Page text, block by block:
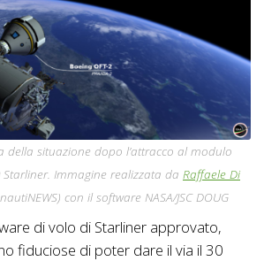
della situazione dopo l’attracco al modulo
Immagine realizzata da Raffaele Di
con il software NASA/JSC DOUG
di volo di Starliner approvato,
fiduciose di poter dare il via il 30